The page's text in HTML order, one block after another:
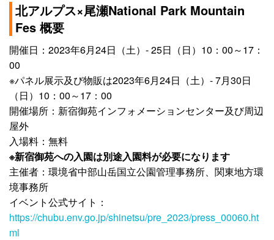
北アルプス×尾瀬National Park Mountain
Fes 概要
開催日：2023年6月24日（土）- 25日（日）10：00～17：
00
※パネル展示及び物販は2023年6月24日（土）- 7月30日
（日）10：00～17：00
開催場所：新宿御苑インフォメーションセンター及び周辺
屋外
入場料：無料
※新宿御苑への入園は別途入園料が必要になります
主催者：環境省中部山岳国立公園管理事務所、関東地方環
境事務所
イベント公式サイト：
https://chubu.env.go.jp/shinetsu/pre_2023/press_00060.ht
ml